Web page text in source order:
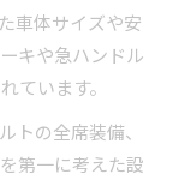
車体サイズや安
キや急ハンドル
ています。
トの全席装備、
第一に考えた設